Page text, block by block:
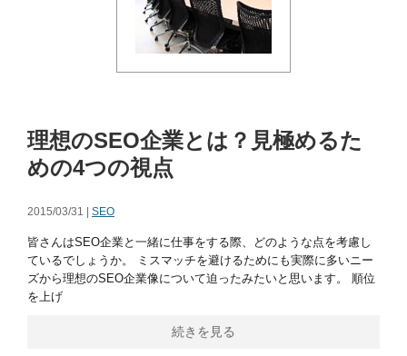
理想のSEO企業とは？見極めるた
めの4つの視点
2015/03/31 | SEO
皆さんはSEO企業と一緒に仕事をする際、どのような点を考慮し
ているでしょうか。 ミスマッチを避けるためにも実際に多いニー
ズから理想のSEO企業像について迫ったみたいと思います。 順位
を上げ
続きを見る